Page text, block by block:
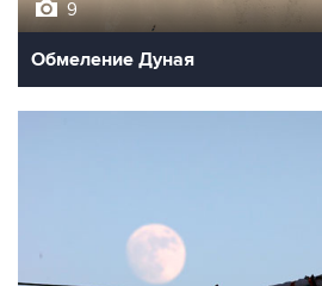
9
Обмеление Дуная